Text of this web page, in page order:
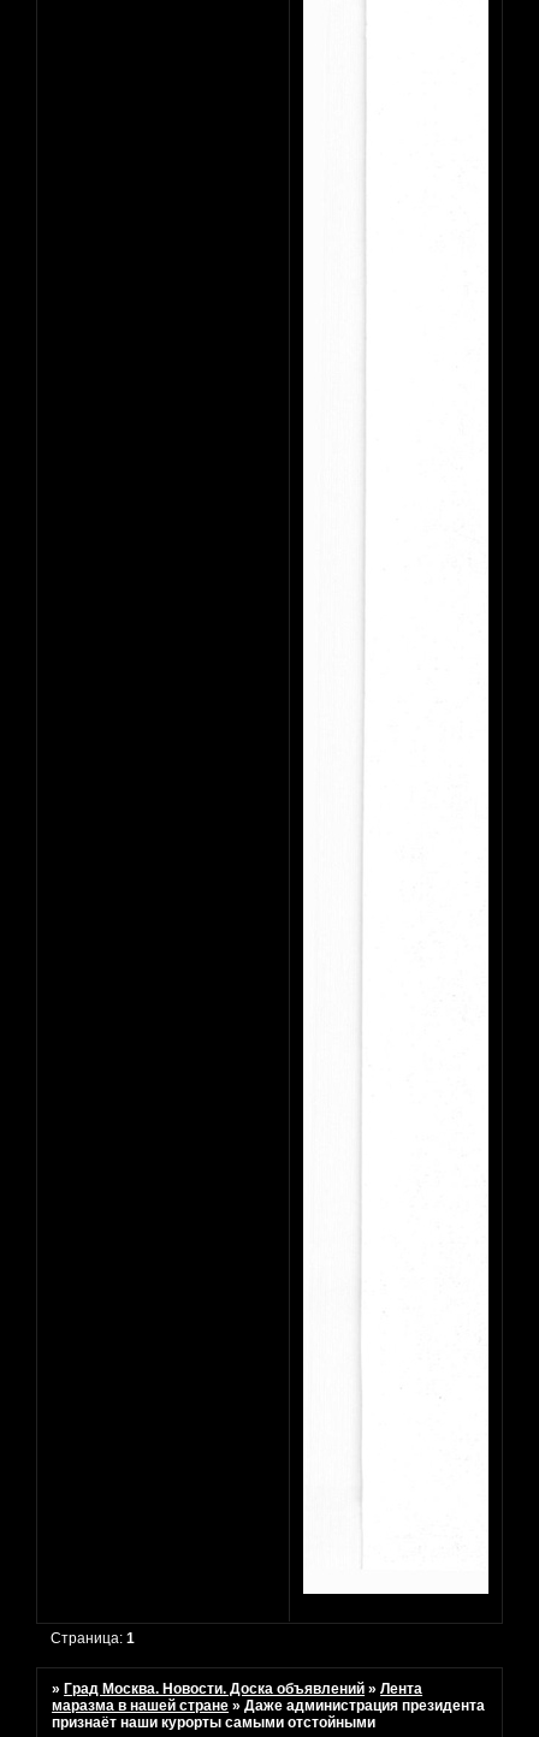
Страница:1
»Град Москва. Новости. Доска объявлений »Лента
маразма в нашей стране »Даже администрация президента
признаёт наши курорты самыми отстойными